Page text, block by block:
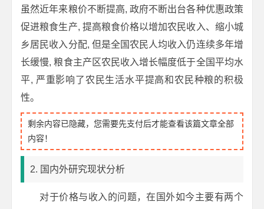
虽然近年来粮价不断提高, 政府不断出台各种优惠政策
促进粮食生产, 提高粮食价格以增加农民收入、缩小城
乡居民收入分配, 但是全国农民人均收入仍连续多年增
长缓慢, 粮食主产区农民收入增长幅度低于全国平均水
平, 严重影响了农民生活水平提高和农民种粮的积极
性。
剩余内容已隐藏，您需要先支付后才能查看该篇文章全部
内容！
2. 国内外研究现状分析
对于价格与收入的问题，在国外如今主要有两个